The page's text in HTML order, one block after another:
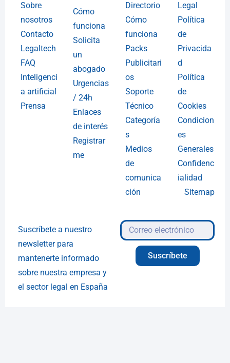
Sobre
nosotros
Contacto
Legaltech
FAQ
Inteligenci
a artificial
Prensa
Cómo
funciona
Solicita
un
abogado
Urgencias
/ 24h
Enlaces
de interés
Registrar
me
Directorio
Cómo
funciona
Packs
Publicitari
os
Soporte
Técnico
Categoría
s
Medios
de
comunica
ción
Legal
Política
de
Privacida
d
Política
de
Cookies
Condicion
es
Generales
Confidenc
ialidad
Sitemap
Suscríbete a nuestro
newsletter para
mantenerte informado
sobre nuestra empresa y
el sector legal en España
Suscríbete